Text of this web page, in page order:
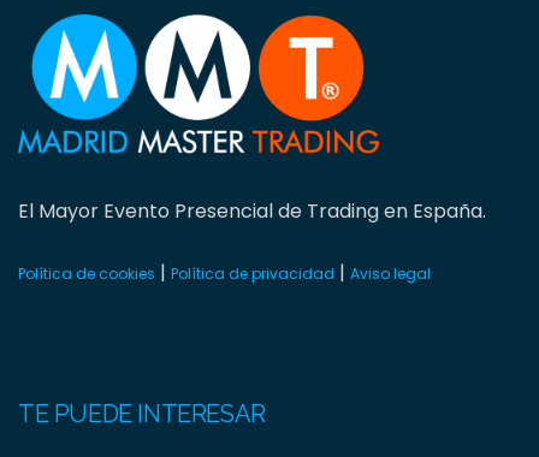
El Mayor Evento Presencial de Trading en España.
Política de cookies | Política de privacidad | Aviso legal
TE PUEDE INTERESAR